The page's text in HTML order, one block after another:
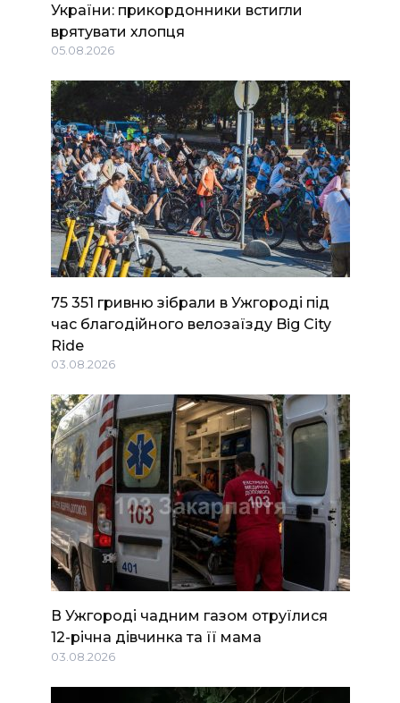
України: прикордонники встигли
врятувати хлопця
05.08.2026
75 351 гривню зібрали в Ужгороді під
час благодійного велозаїзду Big Сity
Ride
03.08.2026
В Ужгороді чадним газом отруїлися
12-річна дівчинка та її мама
03.08.2026